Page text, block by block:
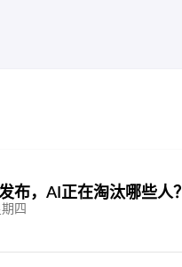
布，AI正在淘汰哪些人？
四